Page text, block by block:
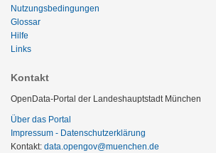
Nutzungsbedingungen
Glossar
Hilfe
Links
Kontakt
OpenData-Portal der Landeshauptstadt München
Über das Portal
Impressum - Datenschutzerklärung
Kontakt: data.opengov@muenchen.de